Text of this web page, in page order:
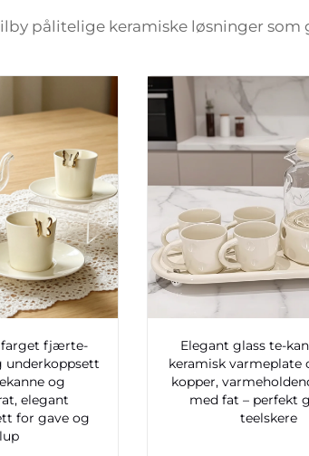
pålitelige keramiske løsninger
fjærte-
underkoppsett
og
elegant
for gave og
Elegant glass te-
keramisk varmeplate
kopper,
med fat – perfekt
teelskere